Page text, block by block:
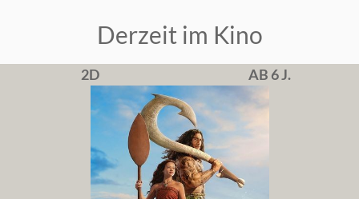
Derzeit im Kino
2D AB 6 J.